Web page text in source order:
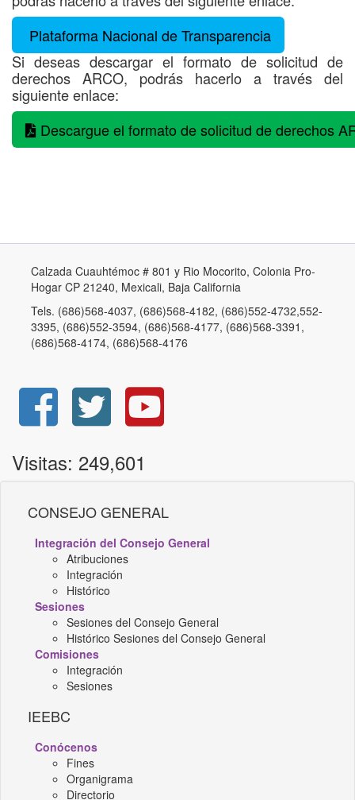
Plataforma Nacional de Transparencia
Si deseas descargar el formato de solicitud de
derechos ARCO, podrás hacerlo a través del
siguiente enlace:
Descargue el formato de solicitud de derechos
Calzada Cuauhtémoc # 801 y Rio Mocorito, Colonia Pro-
Hogar CP 21240, Mexicali, Baja California
Tels. (686)568-4037, (686)568-4182, (686)552-4732,552-
3395, (686)552-3594, (686)568-4177, (686)568-3391,
(686)568-4174, (686)568-4176
Visitas: 249,601
CONSEJO GENERAL
Integración del Consejo General
Atribuciones
Integración
Histórico
Sesiones
Sesiones del Consejo General
Histórico Sesiones del Consejo General
Comisiones
Integración
Sesiones
IEEBC
Conócenos
Fines
Organigrama
Directorio